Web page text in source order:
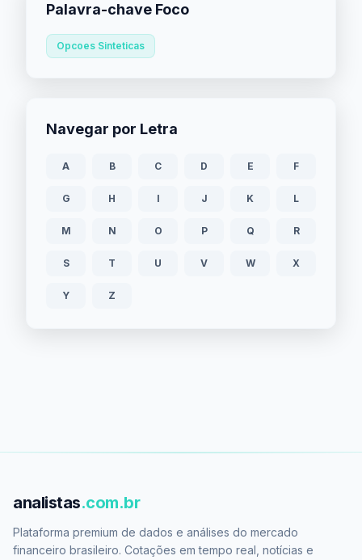
Palavra-chave Foco
Opcoes Sinteticas
Navegar por Letra
A B C D E F
G H I J K L
M N O P Q R
S T U V W X
Y Z
analistas.com.br
Plataforma premium de dados e análises do mercado
financeiro brasileiro. Cotações em tempo real, notícias e